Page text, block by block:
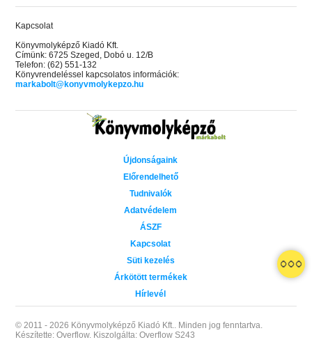
Kapcsolat
Könyvmolyképző Kiadó Kft.
Címünk: 6725 Szeged, Dobó u. 12/B
Telefon: (62) 551-132
Könyvrendeléssel kapcsolatos információk:
markabolt@konyvmolykepzo.hu
Újdonságaink
Előrendelhető
Tudnivalók
Adatvédelem
ÁSZF
Kapcsolat
Süti kezelés
Árkötött termékek
Hírlevél
© 2011 - 2026 Könyvmolyképző Kiadó Kft.. Minden jog fenntartva.
Készítette: Overflow. Kiszolgálta: Overflow S243